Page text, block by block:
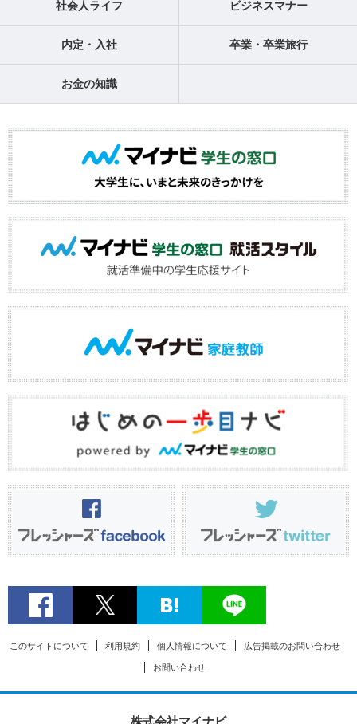
社会人ライフ ビジネスマナー
内定・入社 卒業・卒業旅行
お金の知識
このサイトについて 利用規約 個人情報について 広告掲載のお問い合わせ
お問い合わせ
株式会社マイナビ